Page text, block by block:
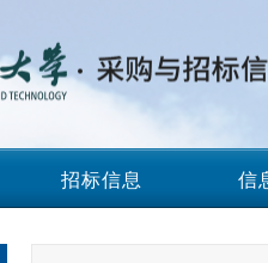
招标信息 信